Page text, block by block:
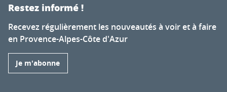
Restez informé !
Recevez régulièrement les nouveautés à voir et à faire
en Provence-Alpes-Côte d'Azur
Je m'abonne